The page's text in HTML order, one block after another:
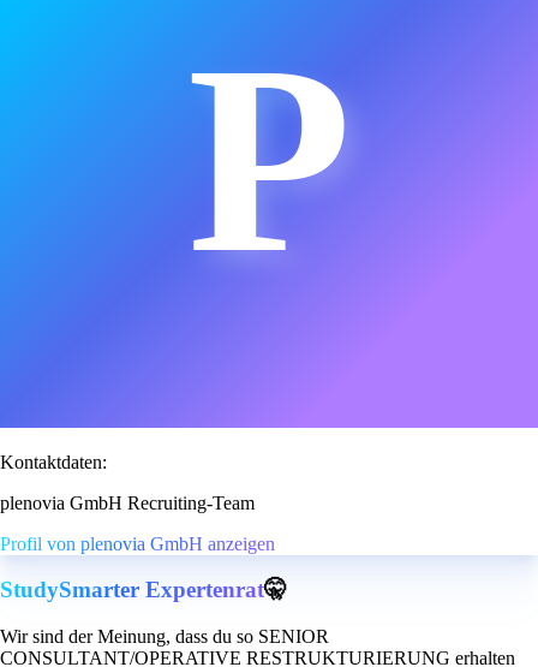
P
Kontaktdaten:
plenovia GmbH Recruiting-Team
Profil von plenovia GmbH anzeigen
StudySmarter Expertenrat🤫
Wir sind der Meinung, dass du so SENIOR
CONSULTANT/OPERATIVE RESTRUKTURIERUNG erhalten